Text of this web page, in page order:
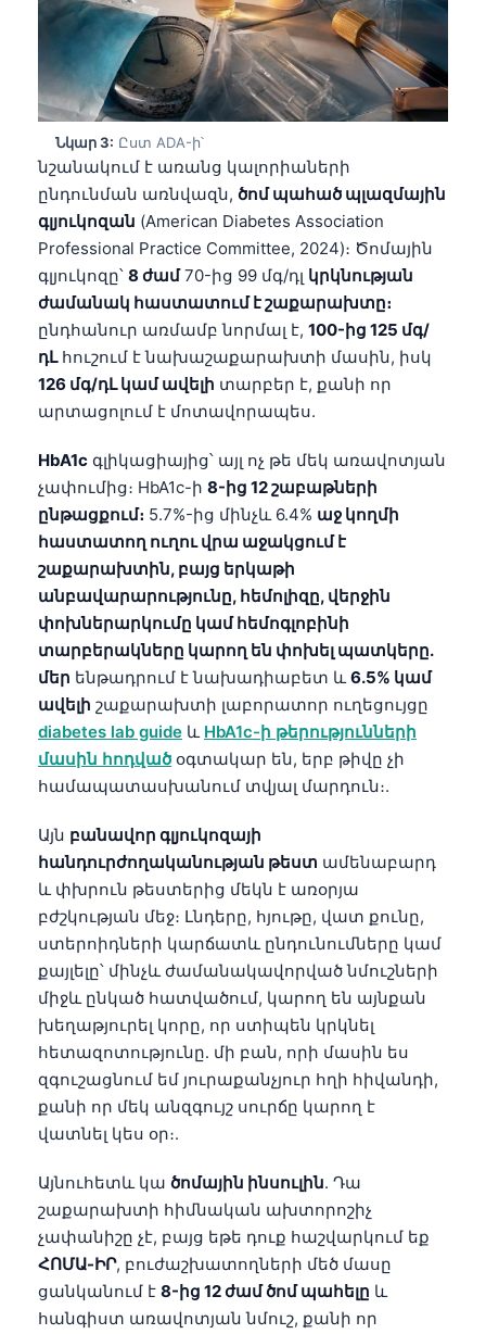
Նկար 3: Ըստ ADA-ի՝
նշանակում է առանց կալորիաների
ընդունման առնվազն, ծոմ պահած պլազմային
գլյուկոզան (American Diabetes Association
Professional Practice Committee, 2024)։ Ծոմային
գլյուկոզը՝ 8 ժամ70-ից 99 մգ/դլ կրկնության
ժամանակ հաստատում է շաքարախտը։
ընդհանուր առմամբ նորմալ է, 100-ից 125 մգ/
դԼհուշում է նախաշաքարախտի մասին, իսկ
126 մգ/դԼ կամ ավելի տարբեր է, քանի որ
արտացոլում է մոտավորապես.
HbA1c գլիկացիայից՝ այլ ոչ թե մեկ առավոտյան
չափումից։ HbA1c-ի 8-ից 12 շաբաթների
ընթացքում։ 5.7%-ից մինչև 6.4% աջ կողմի
հաստատող ուղու վրա աջակցում է
շաքարախտին, բայց երկաթի
անբավարարությունը, հեմոլիզը, վերջին
փոխներարկումը կամ հեմոգլոբինի
տարբերակները կարող են փոխել պատկերը.
մեր ենթադրում է նախադիաբետ և6.5% կամ
ավելի շաքարախտի լաբորատոր ուղեցույցը
diabetes lab guide և HbA1c-ի թերությունների
մասին հոդված օգտակար են, երբ թիվը չի
համապատասխանում տվյալ մարդուն։.
Այն բանավոր գլյուկոզայի
հանդուրժողականության թեստ ամենաբարդ
և փխրուն թեստերից մեկն է առօրյա
բժշկության մեջ։ Լնդերը, հյութը, վատ քունը,
ստերոիդների կարճատև ընդունումները կամ
քայլելը՝ մինչև ժամանակավորված նմուշների
միջև ընկած հատվածում, կարող են այնքան
խեղաթյուրել կորը, որ ստիպեն կրկնել
հետազոտությունը․ մի բան, որի մասին ես
զգուշացնում եմ յուրաքանչյուր հղի հիվանդի,
քանի որ մեկ անզգույշ սուրճը կարող է
վատնել կես օր։.
Այնուհետև կա ծոմային ինսուլին. Դա
շաքարախտի հիմնական ախտորոշիչ
չափանիշը չէ, բայց եթե դուք հաշվարկում եք
ՀՈՄԱ-ԻՐ, բուժաշխատողների մեծ մասը
ցանկանում է 8-ից 12 ժամ ծոմ պահելը և
հանգիստ առավոտյան նմուշ, քանի որ
Монгол
ພາສາລາວ
Basa Jawa
Cebuano
ئۇيغۇرچە
Кыргызча
Татар теле
Беларуская мова
Esperanto
Frysk
Ślōnskŏ gŏdka
Norsk bokmål